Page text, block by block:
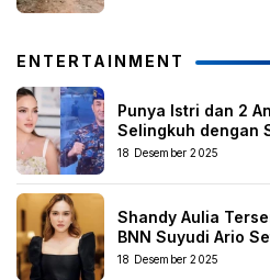
ENTERTAINMENT
Punya Istri dan 2
Selingkuh dengan
18 Desember 2025
Shandy Aulia
BNN Suyudi Ario
18 Desember 2025